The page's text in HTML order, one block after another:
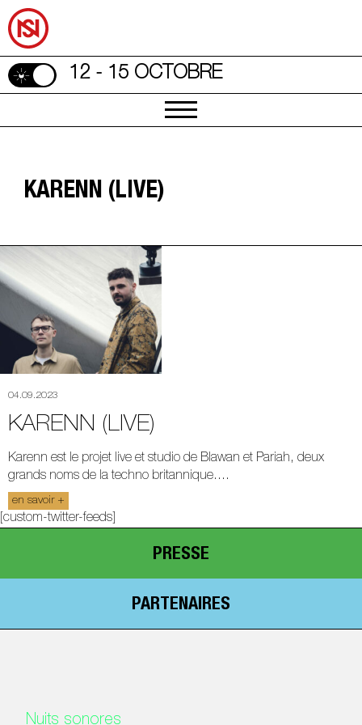
12 - 15 OCTOBRE
KARENN (LIVE)
04.09.2023
KARENN (LIVE)
Karenn est le projet live et studio de Blawan et Pariah, deux
grands noms de la techno britannique....
en savoir +
[custom-twitter-feeds]
PRESSE
PARTENAIRES
Nuits sonores